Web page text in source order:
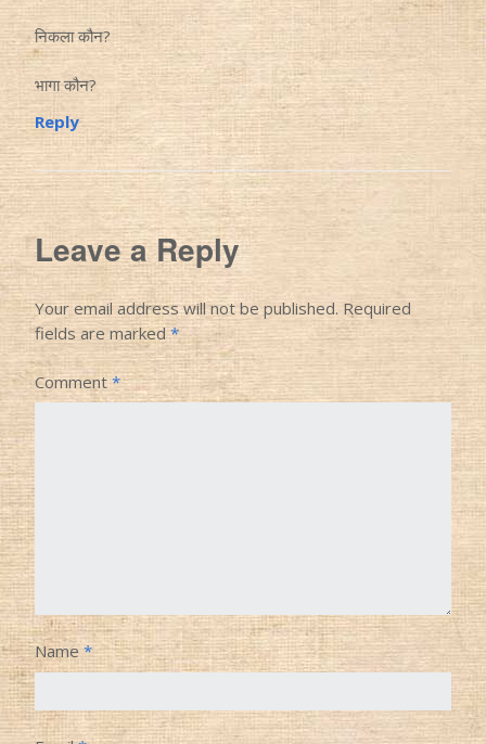
निकला कौन?
भागा कौन?
Reply
Leave a Reply
Your email address will not be published. Required
fields are marked*
Comment *
Name *